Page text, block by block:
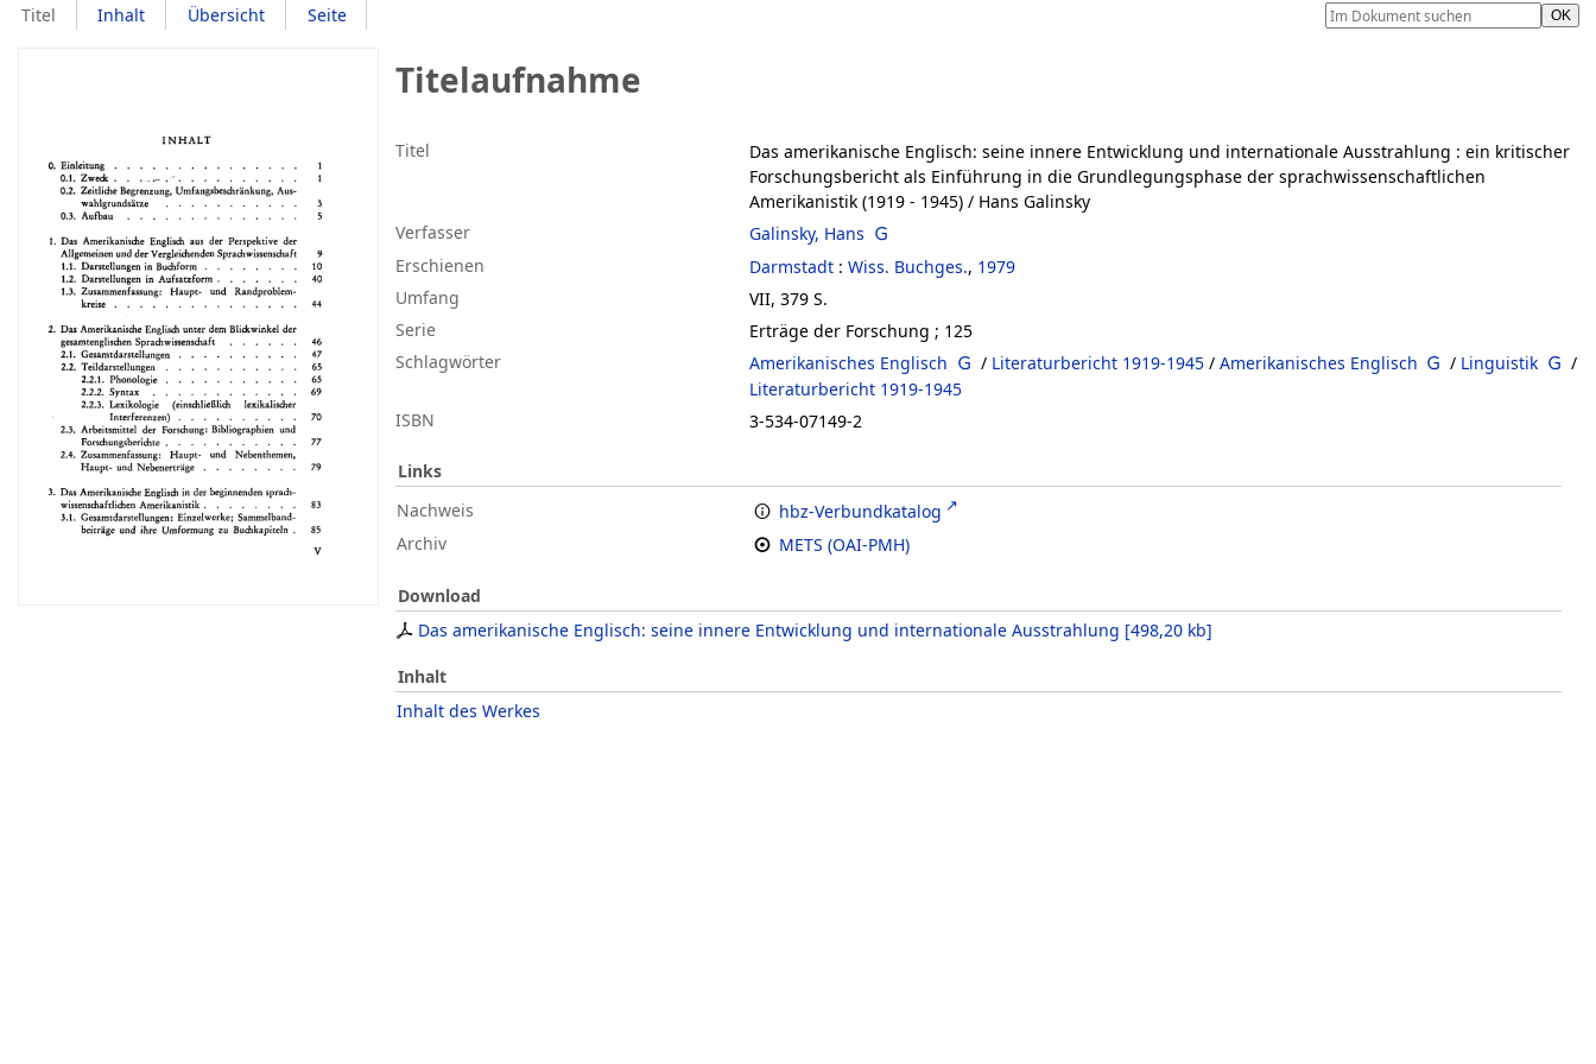
Titel Inhalt Übersicht Seite
Titelaufnahme
Titel Das amerikanische Englisch: seine innere Entwicklung und internationale Ausstrahlung : ein kritischer
Forschungsbericht als Einführung in die Grundlegungsphase der sprachwissenschaftlichen
Amerikanistik (1919 - 1945) / Hans Galinsky
Verfasser
Galinsky, Hans
Erschienen
Darmstadt : Wiss. Buchges., 1979
Umfang
VII, 379 S.
Serie
Erträge der Forschung ; 125
Schlagwörter
Amerikanisches Englisch / Literaturbericht 1919-1945 / Amerikanisches Englisch / Linguistik
/
Literaturbericht 1919-1945
ISBN
3-534-07149-2
Links
Nachweis
hbz-Verbundkatalog
Archiv
METS (OAI-PMH)
Download
Das amerikanische Englisch: seine innere Entwicklung und internationale Ausstrahlung [498,20 kb]
Inhalt
Inhalt des Werkes